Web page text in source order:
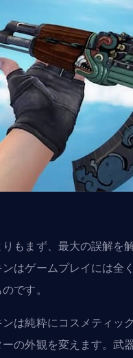
もまず、最大の誤解を
はゲームプレイには全
です。
は純粋にコスメティッ
の外観を変えます。武